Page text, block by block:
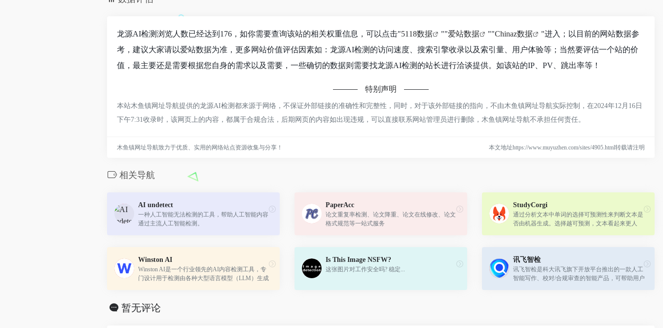
龙源AI检测浏览人数已经达到176，如你需要查询该站的相关权重信息，可以点击"5118数据 ""爱站数据 ""Chinaz数据
"进入；以目前的网站数据参
考，建议大家请以爱站数据为准，更多网站价值评估因素如：龙源AI检测的访问速度、搜索引擎收录以及索引量、用户体验等；当然要评估一个站的价
值，最主要还是需要根据您自身的需求以及需要，一些确切的数据则需要找龙源AI检测的站长进行洽谈提供。如该站的IP、PV、跳出率等！
特别声明
本站木鱼镇网址导航提供的龙源AI检测都来源于网络，不保证外部链接的准确性和完整性，同时，对于该外部链接的指向，不由木鱼镇网址导航实际控制，在2024年12月16日
下午7:31收录时，该网页上的内容，都属于合规合法，后期网页的内容如出现违规，可以直接联系网站管理员进行删除，木鱼镇网址导航不承担任何责任。
木鱼镇网址导航致力于优质、实用的网络站点资源收集与分享！ 本文地址https://www.muyuzhen.com/sites/4905.html转载请注明
相关导航
AI undetect
一种人工智能无法检测的工具，帮助人工智能内容
通过主流人工智能检测。
PaperAcc
论文重复率检测、论文降重、论文在线修改、论文
格式规范等一站式服务
StudyCorgi
通过分析文本中单词的选择可预测性来判断文本是
否由机器生成。选择越可预测，文本看起来更人
Winston AI
Winston AI是一个行业领先的AI内容检测工具，专
门设计用于检测由各种大型语言模型（LLM）生成
Is This Image NSFW?
这张图片对工作安全吗? 稳定...
讯飞智检
讯飞智检是科大讯飞旗下开放平台推出的一款人工
智能写作、校对/合规审查的智能产品，可帮助用户
暂无评论